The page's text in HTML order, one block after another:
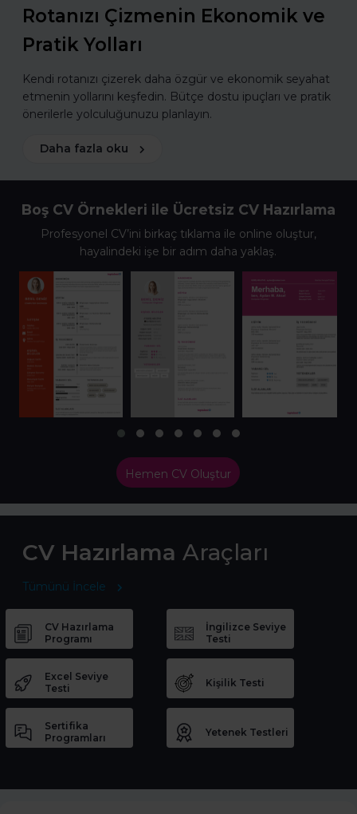
Rotanızı Çizmenin Ekonomik ve
Pratik Yolları
Kendi rotanızı çizerek daha özgür ve ekonomik seyahat
etmenin yollarını keşfedin. Bütçe dostu ipuçları ve pratik
önerilerle yolculuğunuzu planlayın.
Daha fazla oku
Boş CV Örnekleri ile Ücretsiz CV Hazırlama
Profesyonel CV’ini birkaç tıklama ile online oluştur,
hayalindeki işe bir adım daha yaklaş.
Hemen CV Oluştur
CV Hazırlama Araçları
Tümünü İncele
CV Hazırlama
Programı
İngilizce Seviye
Testi
Excel Seviye
Testi
Kişilik Testi
Sertifika
Programları
Yetenek Testleri